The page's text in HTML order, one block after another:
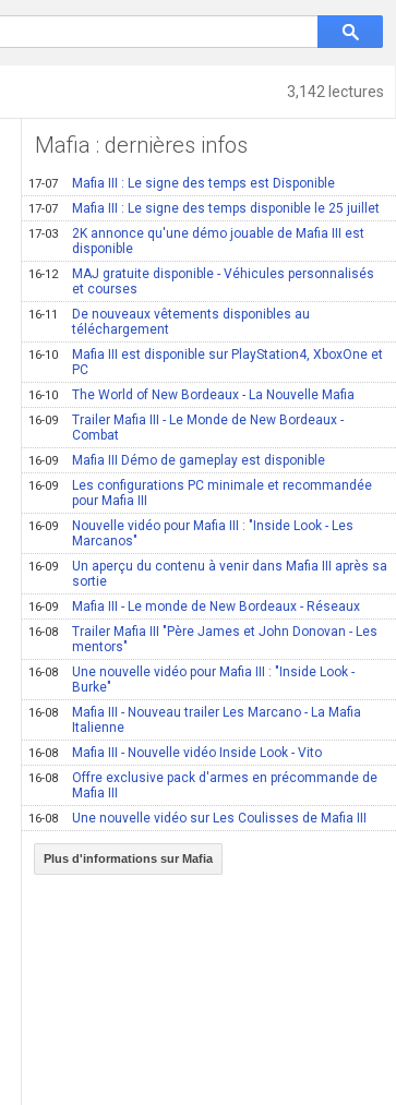
3,142 lectures
Mafia : dernières infos
17-07 Mafia III : Le signe des temps est Disponible
17-07 Mafia III : Le signe des temps disponible le 25 juillet
17-03
2K annonce qu'une démo jouable de Mafia III est
disponible
16-12
MAJ gratuite disponible - Véhicules personnalisés
et courses
16-11
De nouveaux vêtements disponibles au
téléchargement
16-10
Mafia III est disponible sur PlayStation4, XboxOne et
PC
16-10 The World of New Bordeaux - La Nouvelle Mafia
16-09
Trailer Mafia III - Le Monde de New Bordeaux -
Combat
16-09 Mafia III Démo de gameplay est disponible
16-09
Les configurations PC minimale et recommandée
pour Mafia III
16-09
Nouvelle vidéo pour Mafia III : "Inside Look - Les
Marcanos"
16-09
Un aperçu du contenu à venir dans Mafia III après sa
sortie
16-09 Mafia III - Le monde de New Bordeaux - Réseaux
16-08
Trailer Mafia III "Père James et John Donovan - Les
mentors"
16-08
Une nouvelle vidéo pour Mafia III : "Inside Look -
Burke"
16-08
Mafia III - Nouveau trailer Les Marcano - La Mafia
Italienne
16-08 Mafia III - Nouvelle vidéo Inside Look - Vito
16-08
Offre exclusive pack d'armes en précommande de
Mafia III
16-08 Une nouvelle vidéo sur Les Coulisses de Mafia III
Plus d'informations sur Mafia